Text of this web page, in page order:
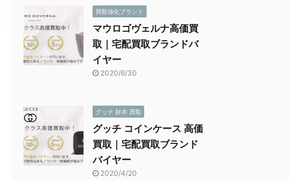
買取強化ブランド
マウロゴヴェルナ高価買
取｜宅配買取ブランドバ
イヤー
2020/6/30
グッチ 財布 買取
グッチ コインケース 高価
買取｜宅配買取ブランド
バイヤー
2020/4/20